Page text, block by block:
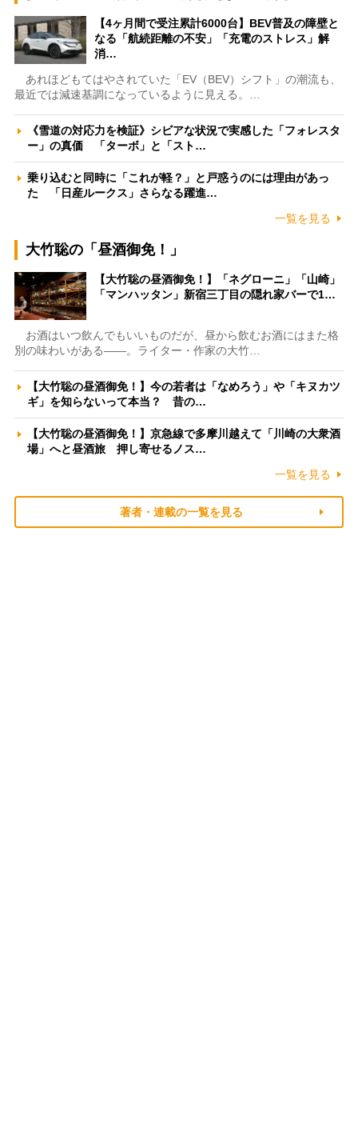
【4ヶ月間で受注累計6000台】BEV普及の障壁と
なる「航続距離の不安」「充電のストレス」解
消…
あれほどもてはやされていた「EV（BEV）シフト」の潮流も、
最近では減速基調になっているように見える。…
《雪道の対応力を検証》シビアな状況で実感した「フォレスタ
ー」の真価 「ターボ」と「スト…
乗り込むと同時に「これが軽？」と戸惑うのには理由があっ
た 「日産ルークス」さらなる躍進…
一覧を見る
大竹聡の「昼酒御免！」
【大竹聡の昼酒御免！】「ネグローニ」「山崎」
「マンハッタン」新宿三丁目の隠れ家バーで1…
お酒はいつ飲んでもいいものだが、昼から飲むお酒にはまた格
別の味わいがある――。ライター・作家の大竹…
【大竹聡の昼酒御免！】今の若者は「なめろう」や「キヌカツ
ギ」を知らないって本当？ 昔の…
【大竹聡の昼酒御免！】京急線で多摩川越えて「川崎の大衆酒
場」へと昼酒旅 押し寄せるノス…
一覧を見る
著者・連載の一覧を見る